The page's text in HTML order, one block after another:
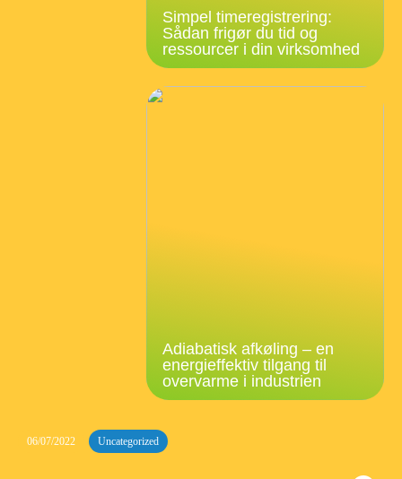
Simpel timeregistrering:
Sådan frigør du tid og
ressourcer i din virksomhed
Adiabatisk afkøling – en
energieffektiv tilgang til
overvarme i industrien
06/07/2022 Uncategorized